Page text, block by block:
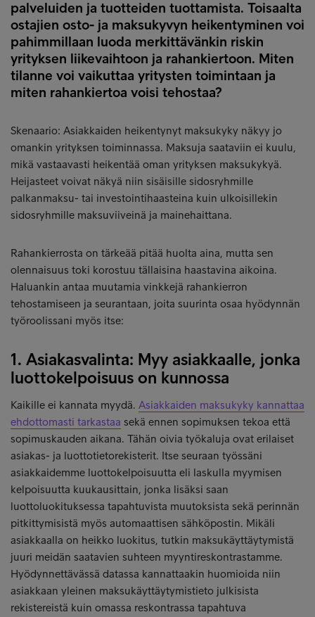
palveluiden ja tuotteiden tuottamista. Toisaalta
ostajien osto- ja maksukyvyn heikentyminen voi
pahimmillaan luoda merkittävänkin riskin
yrityksen liikevaihtoon ja rahankiertoon. Miten
tilanne voi vaikuttaa yritysten toimintaan ja
miten rahankiertoa voisi tehostaa?
Skenaario: Asiakkaiden heikentynyt maksukyky näkyy jo
omankin yrityksen toiminnassa. Maksuja saataviin ei kuulu,
mikä vastaavasti heikentää oman yrityksen maksukykyä.
Heijasteet voivat näkyä niin sisäisille sidosryhmille
palkanmaksu- tai investointihaasteina kuin ulkoisillekin
sidosryhmille maksuviiveinä ja mainehaittana.
Rahankierrosta on tärkeää pitää huolta aina, mutta sen
olennaisuus toki korostuu tällaisina haastavina aikoina.
Haluankin antaa muutamia vinkkejä rahankierron
tehostamiseen ja seurantaan, joita suurinta osaa hyödynnän
työroolissani myös itse:
1. Asiakasvalinta: Myy asiakkaalle, jonka
luottokelpoisuus on kunnossa
Kaikille ei kannata myydä. Asiakkaiden maksukyky kannattaa
ehdottomasti tarkastaa sekä ennen sopimuksen tekoa että
sopimuskauden aikana. Tähän oivia työkaluja ovat erilaiset
asiakas- ja luottotietorekisterit. Itse seuraan työssäni
asiakkaidemme luottokelpoisuutta eli laskulla myymisen
kelpoisuutta kuukausittain, jonka lisäksi saan
luottoluokituksessa tapahtuvista muutoksista sekä perinnän
pitkittymisistä myös automaattisen sähköpostin. Mikäli
asiakkaalla on heikko luokitus, tutkin maksukäyttäytymistä
juuri meidän saatavien suhteen myyntireskontrastamme.
Hyödynnettävässä datassa kannattaakin huomioida niin
asiakkaan yleinen maksukäyttäytymistieto julkisista
rekistereistä kuin omassa reskontrassa tapahtuva